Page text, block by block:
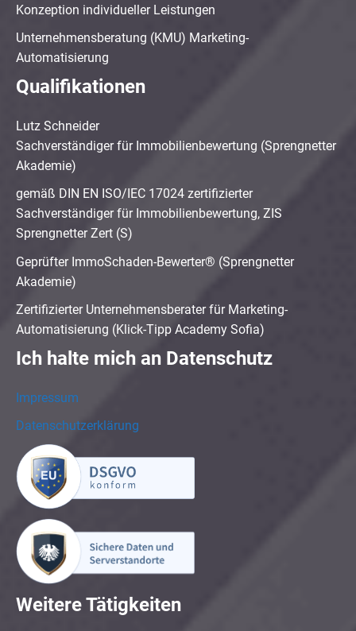
Konzeption individueller Leistungen
Unternehmensberatung (KMU) Marketing-
Automatisierung
Qualifikationen
Lutz Schneider
Sachverständiger für Immobilienbewertung (Sprengnetter
Akademie)
gemäß DIN EN ISO/IEC 17024 zertifizierter
Sachverständiger für Immobilienbewertung, ZIS
Sprengnetter Zert (S)
Geprüfter ImmoSchaden-Bewerter® (Sprengnetter
Akademie)
Zertifizierter Unternehmensberater für Marketing-
Automatisierung (Klick-Tipp Academy Sofia)
Ich halte mich an Datenschutz
Impressum
Datenschutzerklärung
Weitere Tätigkeiten